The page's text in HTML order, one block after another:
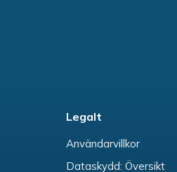
Legalt
Användarvillkor
Dataskydd: Översikt